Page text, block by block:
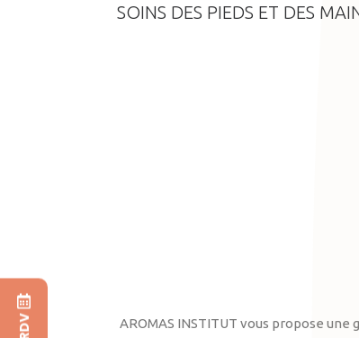
SOINS DES PIEDS ET DES
AROMAS INSTITUT vous propose